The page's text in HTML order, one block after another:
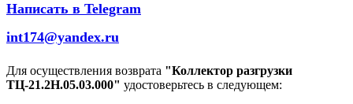
Написать в Telegram
int174@yandex.ru
Для осуществления возврата "Коллектор разгрузки
ТЦ-21.2Н.05.03.000" удостоверьтесь в следующем: